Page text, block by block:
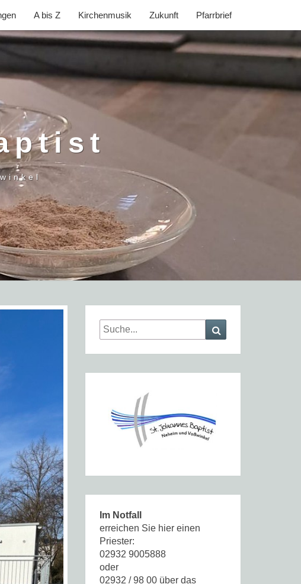
A bis Z Kirchenmusik Zukunft Pfarrbrief
Search
for:
Im Notfall
erreichen Sie hier einen
Priester:
02932 9005888
oder
02932 / 98 00 über das